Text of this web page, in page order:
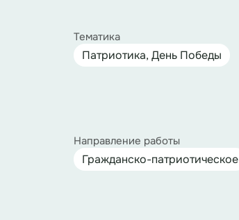
Тематика
Патриотика, День Победы
Направление работы
Гражданско-патриотическое